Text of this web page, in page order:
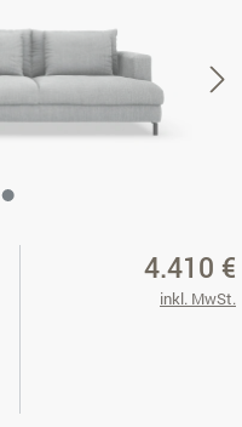
4.410 €
inkl. MwSt.